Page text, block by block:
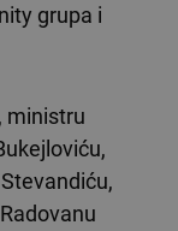
grupa i
ministru